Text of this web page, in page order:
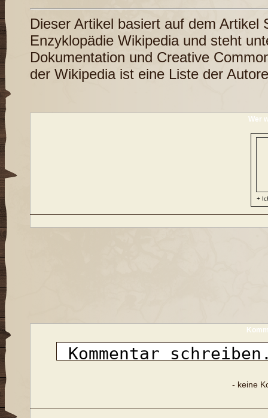
Dieser Artikel basiert auf dem Artikel
Enzyklopädie Wikipediaund steht
Dokumentation und Creative
der Wikipedia ist eine Liste der
Wer
+
- keine